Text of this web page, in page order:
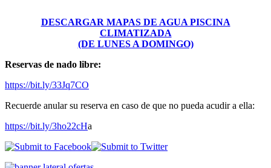
DESCARGAR MAPAS DE AGUA PISCINA
CLIMATIZADA
(DE LUNES A DOMINGO)
Reservas de nado libre:
https://bit.ly/33Jq7CO
Recuerde anular su reserva en caso de que no pueda acudir a ella:
https://bit.ly/3ho22cHa